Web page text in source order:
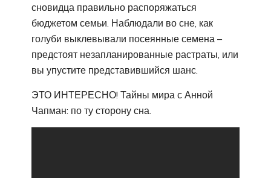
сновидца правильно распоряжаться
бюджетом семьи. Наблюдали во сне, как
голуби выклевывали посеянные семена –
предстоят незапланированные растраты, или
вы упустите представившийся шанс.
ЭТО ИНТЕРЕСНО! Тайны мира с Анной
Чапман: по ту сторону сна.